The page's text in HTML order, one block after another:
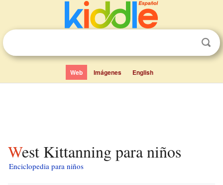
Web Imágenes English
West Kittanning para niños
Enciclopedia para niños